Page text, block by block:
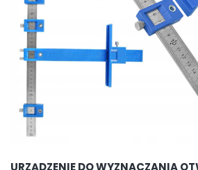
URZĄDZENIE DO WYZNACZANIA